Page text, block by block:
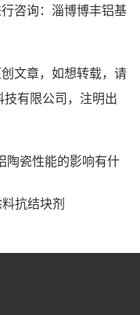
咨询： 淄博博丰铝基
文章，如想转载，请
技有限公司，注明出
陶瓷性能的影响有什
抗结块剂